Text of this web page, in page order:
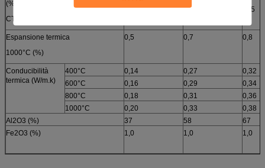
(%)
CT-30 °CX 8H
-0,5
-0,5
-0,5
Espansione termica
1000°C (%)
0,5 0,7 0,8
Conducibilità
termica (W/m.k)
400°C 0,14 0,27
0,32
600°C
0,16 0,29
0,34
800°C
0,18 0,31
0,36
1000°C
0,20 0,33
0,38
Al2O3 (%)
37 58
67
Fe2O3 (%)
1,0 1,0 1,0